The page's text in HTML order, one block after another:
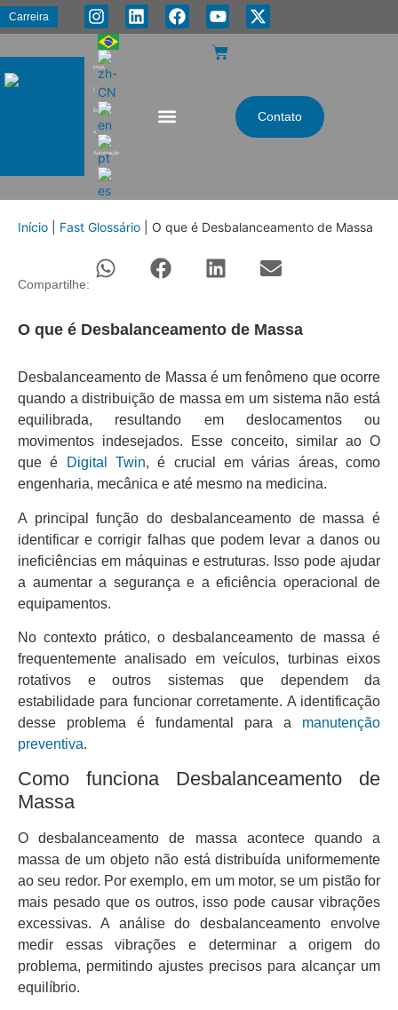
Carreira
PMA
|
Energia
e
Automação
Contato
Início Fast Glossário O que é Desbalanceamento de Massa
Compartilhe:
O que é Desbalanceamento de Massa
Desbalanceamento de Massa é um fenômeno que ocorre
quando a distribuição de massa em um sistema não está
equilibrada, resultando em deslocamentos ou
movimentos indesejados. Esse conceito, similar ao O
que é
Digital Twin, é crucial em várias áreas, como
engenharia, mecânica e até mesmo na medicina.
A principal função do desbalanceamento de massa é
identificar e corrigir falhas que podem levar a danos ou
ineficiências em máquinas e estruturas. Isso pode ajudar
a aumentar a segurança e a eficiência operacional de
equipamentos.
No contexto prático, o desbalanceamento de massa é
frequentemente analisado em veículos, turbinas eixos
rotativos e outros sistemas que dependem da
estabilidade para funcionar corretamente. A identificação
desse problema é fundamental para a manutenção
preventiva.
Como funciona Desbalanceamento de
Massa
O desbalanceamento de massa acontece quando a
massa de um objeto não está distribuída uniformemente
ao seu redor. Por exemplo, em um motor, se um pistão for
mais pesado que os outros, isso pode causar vibrações
excessivas. A análise do desbalanceamento envolve
medir essas vibrações e determinar a origem do
problema, permitindo ajustes precisos para alcançar um
equilíbrio.